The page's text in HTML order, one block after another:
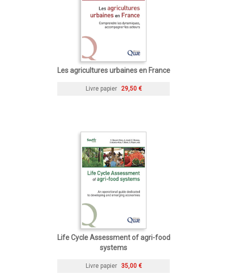
Les agricultures urbaines en France
Livre papier 29,50 €
Life Cycle Assessment of agri-food
systems
Livre papier 35,00 €